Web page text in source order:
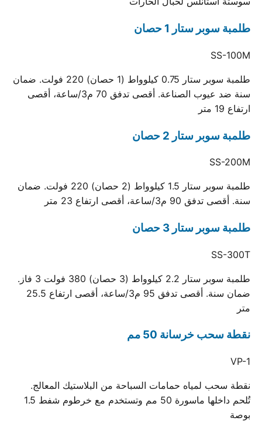
طلمبة سوبر ستار 1 حصان
SS-100M
طلمبة سوبر ستار 0.75 كيلوواط (1 حصان) 220 فولت. ضمان
سنة ضد عيوب الصناعة. أقصى تدفق 70 م3/ساعة، أقصى
ارتفاع 19 متر
طلمبة سوبر ستار 2 حصان
SS-200M
طلمبة سوبر ستار 1.5 كيلوواط (2 حصان) 220 فولت. ضمان
سنة. أقصى تدفق 90 م3/ساعة، أقصى ارتفاع 23 متر
طلمبة سوبر ستار 3 حصان
SS-300T
طلمبة سوبر ستار 2.2 كيلوواط (3 حصان) 380 فولت 3 فاز.
ضمان سنة. أقصى تدفق 95 م3/ساعة، أقصى ارتفاع 25.5
متر
نقطة سحب خرسانة 50 مم
VP-1
نقطة سحب لمياه حمامات السباحة من البلاستيك المعالج.
تُلحم داخلها ماسورة 50 مم وتستخدم مع خرطوم شفط 1.5
بوصة